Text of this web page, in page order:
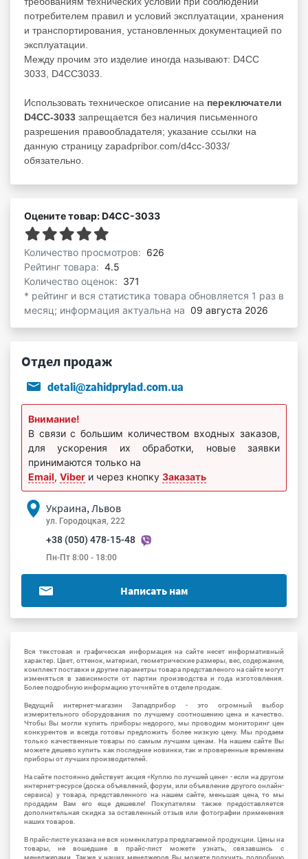
потребителем правил и условий эксплуатации, хранения
и транспортирования, установленных документацией по
эксплуатации.
Между прочим это изделие иногда называют: D4CC
3033, D4CC3033.
Использовать техническое описание на переключатели
D4CC-3033 запрещается без наличия письменного
разрешения правообладателя; указание ссылки на
данную страницу zapadpribor.com/d4cc-3033/
обязательно.
Оцените товар: D4CC-3033
Количество просмотров: 626
Рейтинг товара: 4.5
Количество оценок: 371
* рейтинг и вся статистика товара обновляется 1 раз в
месяц; информация актуальна на 09 августа 2026
Отдел продаж
detali@zahidprylad.com.ua
Внимание!
В связи с большим количеством входных заказов,
для ускорения их обработки, новые заявки
принимаются только на
Email, Viber и через кнопку Заказать
Украина, Львов
ул. Городоцкая, 222
+38 (050) 478-15-48
Пн-Пт 8:00 - 18:00
Написать нам
Вся текстовая и графическая информация на сайте несет информативный
характер. Цвет, оттенок, материал, геометрические размеры, вес, содержание,
комплект поставки и другие параметры товара представленого на сайте могут
изменяться в зависимости от партии производства и года изготовления.
Более подробную информацию уточняйте в отделе продаж.
Ведущий интернет-магазин Западприбор - это огромный выбор
измерительного оборудования по лучшему соотношению цена и качество.
Чтобы Вы могли купить приборы недорого, мы проводим мониторинг цен
конкурентов и всегда готовы предложить более низкую цену. Мы продаем
только качественные товары по самым лучшим ценам. На нашем сайте Вы
можете дешево купить как последние новинки, так и проверенные временем
приборы от лучших производителей.
На сайте постоянно действует акция «Куплю по лучшей цене» - если на другом
интернет-ресурсе (доска объявлений, форум, или объявление другого онлайн-
сервиса) у товара, представленного на нашем сайте, меньшая цена, то мы
продадим Вам его еще дешевле! Покупателям также предоставляется
дополнительная скидка за оставленный отзыв или фотографии применения
наших товаров.
В прайс-листе указана не вся номенклатура предлагаемой продукции. Цены на
товары, не вошедшие в прайс-лист можете узнать, связавшись с
менеджерами. Также у наших менеджеров Вы можете получить подробную